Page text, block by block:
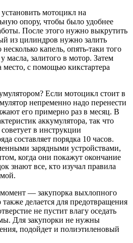
мотоцикл на
опору, чтобы было удобнее
После этого нужно выкрутить
из цилиндров нужно залить
капель, опять-таки того
масла, залитого в мотор. Затем
место, с помощью кикстартера
Если мотоцикл стоит в
непременно надо перенести
его примерно раз в месяц. В
аккумулятора, так что
в инструкции
составляет порядка 10 часов.
зарядными устройствами,
когда они покажут окончание
знают все, кто изучал правила
— закупорка выхлопного
делается для предотвращения
не пустит влагу оседать
Для закупорки не нужны
подойдет и полиэтиленовый